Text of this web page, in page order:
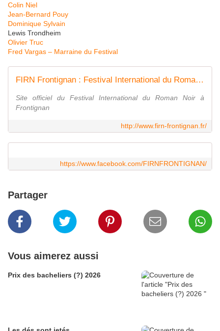
Colin Niel
Jean-Bernard Pouy
Dominique Sylvain
Lewis Trondheim
Olivier Truc
Fred Vargas – Marraine du Festival
FIRN Frontignan : Festival International du Roman Noir
Site officiel du Festival International du Roman Noir à
Frontignan
http://www.firn-frontignan.fr/
https://www.facebook.com/FIRNFRONTIGNAN/
Partager
Vous aimerez aussi
Prix des bacheliers (?) 2026